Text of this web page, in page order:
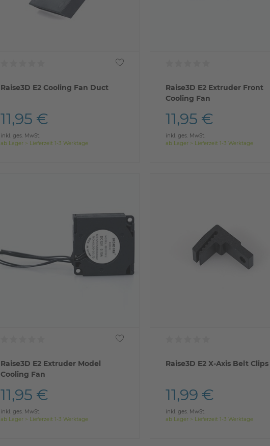
Raise3D E2 Cooling Fan Duct
11,95 €
inkl. ges. MwSt.
ab Lager > Lieferzeit 1-3 Werktage
Raise3D E2 Extruder Front
Cooling Fan
11,95 €
inkl. ges. MwSt.
ab Lager > Lieferzeit 1-3 Werktage
Raise3D E2 Extruder Model
Cooling Fan
11,95 €
inkl. ges. MwSt.
ab Lager > Lieferzeit 1-3 Werktage
Raise3D E2 X-Axis Belt Clips
11,99 €
inkl. ges. MwSt.
ab Lager > Lieferzeit 1-3 Werktage